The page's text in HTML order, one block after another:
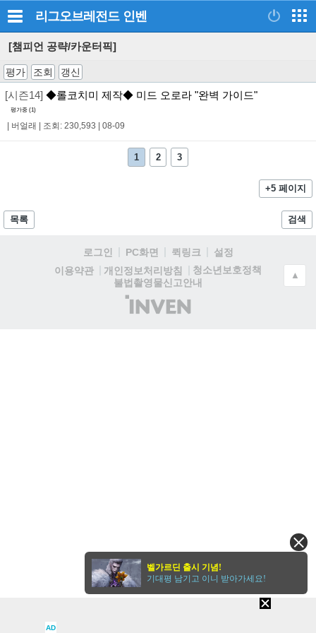
리그오브레전드 인벤
[챔피언 공략/카운터픽]
평가 조회 갱신
[시즌14] ◆롤코치미 제작◆ 미드 오로라 "완벽 가이드"
평가중 (1)
버얼래 조회: 230,593 08-09
1 2 3
+5 페이지
목록 검색
로그인 PC화면 퀵링크
설정
이용약관
개인정보처리방침
청소년보호정책
불법촬영물신고안내
(주)
인
▲
AD
벨가르딘 출시 기념!
기대평 남기고 이니 받아가세요!